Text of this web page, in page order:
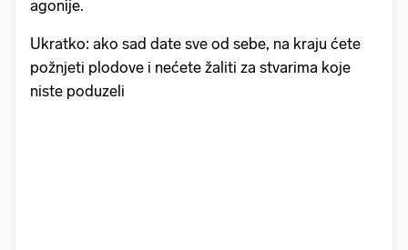
agonije.
Ukratko: ako sad date sve od sebe, na kraju ćete
požnjeti plodove i nećete žaliti za stvarima koje
niste poduzeli